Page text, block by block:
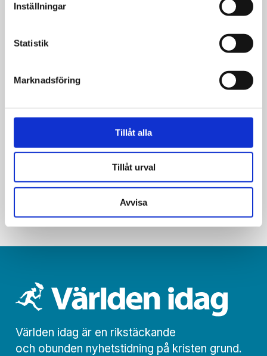
Inställningar
Statistik
Marknadsföring
Tillåt alla
Tillåt urval
Avvisa
Nyheter
Carola sjöng för mamma som
räddade sina barn ur brand
Världen idag är en rikstäckande
och obunden nyhets­­­tidning på kristen grund.